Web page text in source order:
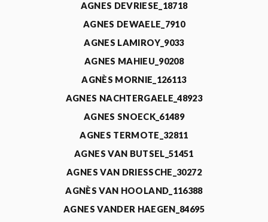
AGNES DEVRIESE_18718
AGNES DEWAELE_7910
AGNES LAMIROY_9033
AGNES MAHIEU_90208
AGNÈS MORNIE_126113
AGNES NACHTERGAELE_48923
AGNES SNOECK_61489
AGNES TERMOTE_32811
AGNES VAN BUTSEL_51451
AGNES VAN DRIESSCHE_30272
AGNÈS VAN HOOLAND_116388
AGNES VANDER HAEGEN_84695